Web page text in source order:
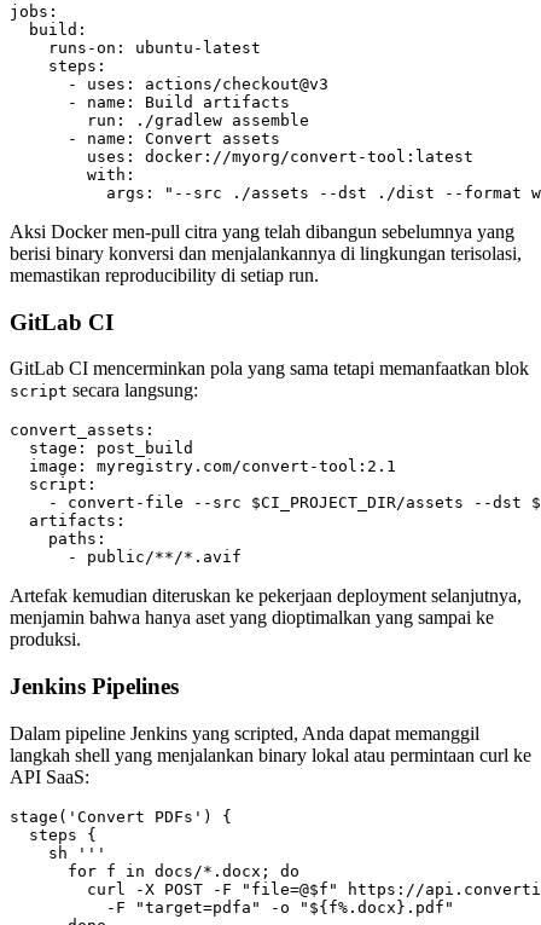
jobs:
  build:
    runs-on: ubuntu-latest
    steps:
      - uses: actions/checkout@v3
      - name: Build artifacts
        run: ./gradlew assemble
      - name: Convert assets
        uses: docker://myorg/convert-tool:latest
        with:
Aksi Docker men‑pull citra yang telah dibangun sebelumnya yang
berisi binary konversi dan menjalankannya di lingkungan terisolasi,
memastikan reproducibility di setiap run.
GitLab CI
GitLab CI mencerminkan pola yang sama tetapi memanfaatkan blok
script secara langsung:
convert_assets:
  stage: post_build
  image: myregistry.com/convert-tool:2.1
  script:
- convert-file --src $CI_PROJECT_DIR/assets --dst
  artifacts:
    paths:
Artefak kemudian diteruskan ke pekerjaan deployment selanjutnya,
menjamin bahwa hanya aset yang dioptimalkan yang sampai ke
produksi.
Jenkins Pipelines
Dalam pipeline Jenkins yang scripted, Anda dapat memanggil
langkah shell yang menjalankan binary lokal atau permintaan curl ke
API SaaS:
stage('Convert PDFs') {
  steps {
    sh '''
      for f in docs/*.docx; do
curl -X POST -F "file=@$f" https://
          -F "target=pdfa" -o "${f%.docx}.pdf"